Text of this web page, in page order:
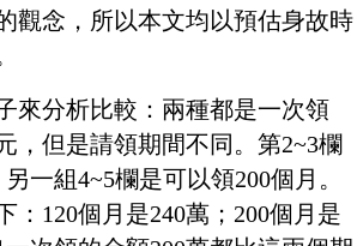
觀念，所以本文均以預估身故時
來分析比較：兩種都是一次領
，但是請領期間不同。第2~3欄
一組4~5欄是可以領200個月。
：120個月是240萬；200個月是